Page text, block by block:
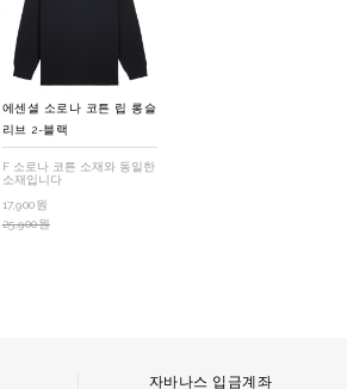
에센셜 소로나 코튼 립 롱슬
리브 2-블랙
F 소로나 코튼 소재와 동일한
소재입니다
17,900원
25,900원
자바나스 입금계좌